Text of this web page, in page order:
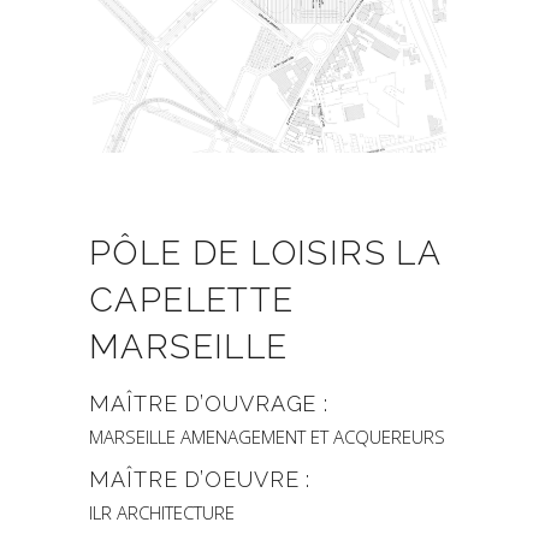
PÔLE DE LOISIRS LA
CAPELETTE
MARSEILLE
MAÎTRE D’OUVRAGE :
MARSEILLE AMENAGEMENT ET ACQUEREURS
MAÎTRE D’OEUVRE :
ILR ARCHITECTURE